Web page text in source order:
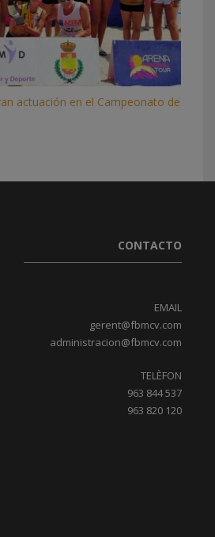
actuación en el Campeonato de
CONTACTO
EMAIL
gerent@fbmcv.com
administracion@fbmcv.com
TELÈFON
963 844 537
963 820 120